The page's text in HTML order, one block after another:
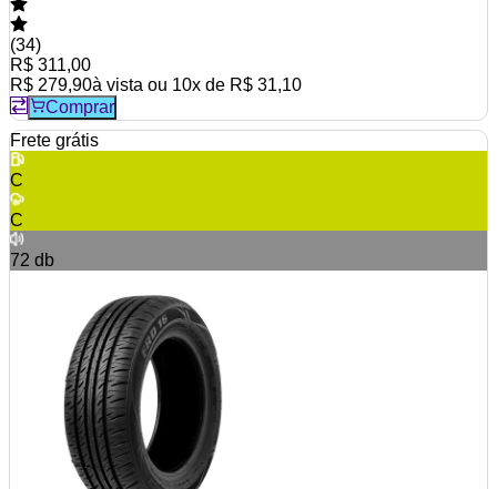
(34)
R$ 311,00
R$ 279,90à vista ou 10x de R$ 31,10
Comprar
Frete grátis
C
C
72 db